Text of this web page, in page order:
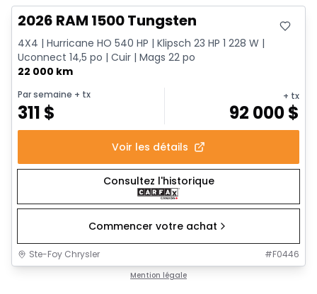
2026 RAM 1500 Tungsten
4X4 | Hurricane HO 540 HP | Klipsch 23 HP 1 228 W |
Uconnect 14,5 po | Cuir | Mags 22 po
22 000 km
Par semaine + tx
311 $
+ tx
92 000$
Voir les détails
Consultez l'historique
Commencer votre achat
Ste-Foy Chrysler #F0446
Mention légale